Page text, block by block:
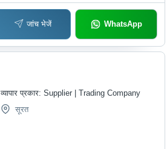
जांच भेजें WhatsApp
व्यापार प्रकार:Supplier | Trading Company
सूरत